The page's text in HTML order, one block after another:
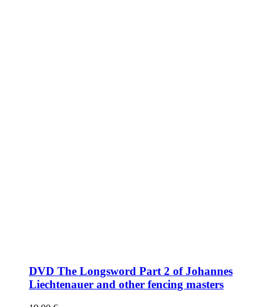
DVD The Longsword Part 2 of Johannes
Liechtenauer and other fencing masters